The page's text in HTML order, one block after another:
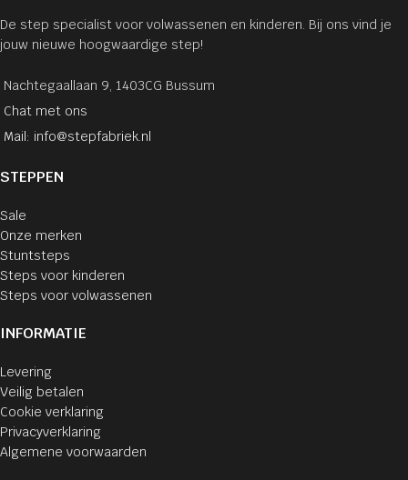
De step specialist voor volwassenen en kinderen. Bij ons vind je
jouw nieuwe hoogwaardige step!
Nachtegaallaan 9, 1403CG Bussum
Chat met ons
Mail: info@stepfabriek.nl
STEPPEN
Sale
Onze merken
Stuntsteps
Steps voor kinderen
Steps voor volwassenen
INFORMATIE
Levering
Veilig betalen
Cookie verklaring
Privacyverklaring
Algemene voorwaarden